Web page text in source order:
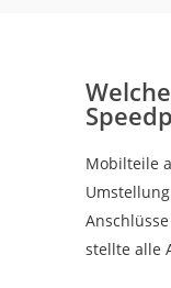
Mobilteile
stellte alle